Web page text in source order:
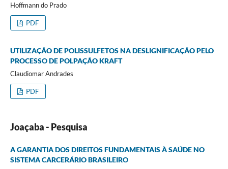
Hoffmann do Prado
PDF
UTILIZAÇÃO DE POLISSULFETOS NA DESLIGNIFICAÇÃO PELO
PROCESSO DE POLPAÇÃO KRAFT
Claudiomar Andrades
PDF
Joaçaba - Pesquisa
A GARANTIA DOS DIREITOS FUNDAMENTAIS À SAÚDE NO
SISTEMA CARCERÁRIO BRASILEIRO